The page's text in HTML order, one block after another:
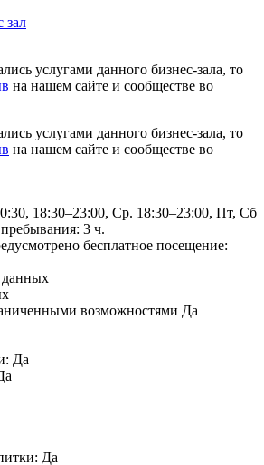
зал
услугами данного бизнес-зала, то
на нашем сайте и сообществе во
услугами данного бизнес-зала, то
на нашем сайте и сообществе во
18:30–23:00, Ср. 18:30–23:00, Пт, Сб
3 ч.
бесплатное посещение:
возможностями Да
Да
Да